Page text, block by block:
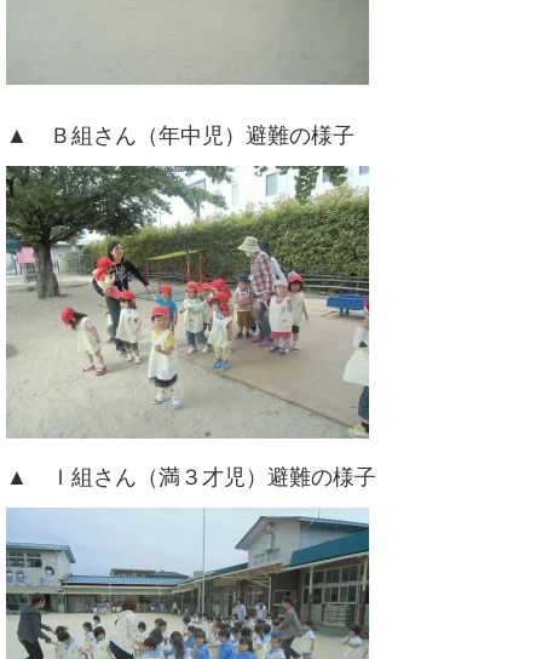
▲ Ｂ組さん（年中児）避難の様子
▲ Ｉ組さん（満３才児）避難の様子